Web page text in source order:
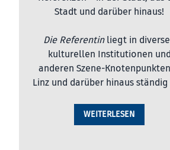
Stadt und darüber hinaus!
Die Referentinliegt in
kulturellen Institutionen und
anderen Szene-
Linz und darüber hinaus ständig
WEITERLESEN